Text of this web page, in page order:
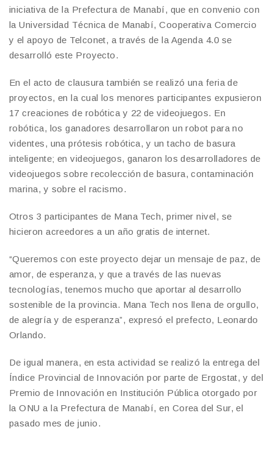
iniciativa de la Prefectura de Manabí, que en convenio con
la Universidad Técnica de Manabí, Cooperativa Comercio
y el apoyo de Telconet, a través de la Agenda 4.0 se
desarrolló este Proyecto.
En el acto de clausura también se realizó una feria de
proyectos, en la cual los menores participantes expusieron
17 creaciones de robótica y 22 de videojuegos. En
robótica, los ganadores desarrollaron un robot para no
videntes, una prótesis robótica, y un tacho de basura
inteligente; en videojuegos, ganaron los desarrolladores de
videojuegos sobre recolección de basura, contaminación
marina, y sobre el racismo.
Otros 3 participantes de Mana Tech, primer nivel, se
hicieron acreedores a un año gratis de internet.
“Queremos con este proyecto dejar un mensaje de paz, de
amor, de esperanza, y que a través de las nuevas
tecnologías, tenemos mucho que aportar al desarrollo
sostenible de la provincia. Mana Tech nos llena de orgullo,
de alegría y de esperanza”, expresó el prefecto, Leonardo
Orlando.
De igual manera, en esta actividad se realizó la entrega del
Índice Provincial de Innovación por parte de Ergostat, y del
Premio de Innovación en Institución Pública otorgado por
la ONU a la Prefectura de Manabí, en Corea del Sur, el
pasado mes de junio.